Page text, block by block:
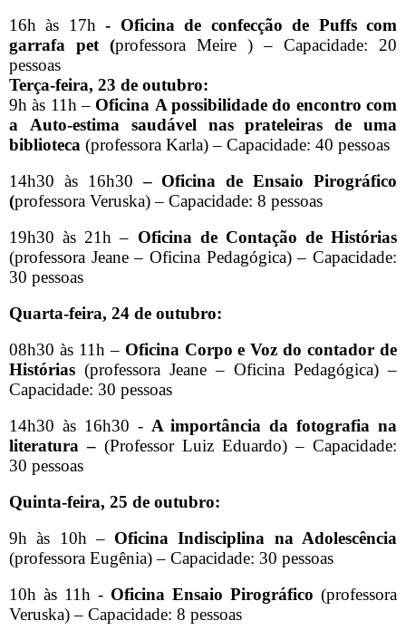
16h às 17h- Oficina de confecção de Puffs com
garrafa pet (professora Meire ) – Capacidade: 20
pessoas
Terça-feira, 23 de outubro:
9h às 11h – Oficina A possibilidade do encontro com
a
Auto-estima saudável nas prateleiras de uma
biblioteca (professora Karla) – Capacidade: 40 pessoas
14h30 às 16h30 – Oficina de Ensaio Pirográfico
(professora Veruska) – Capacidade: 8 pessoas
19h30 às 21h – Oficina de Contação de Histórias
(professora Jeane – Oficina Pedagógica) – Capacidade:
30 pessoas
Quarta-feira, 24 de outubro:
08h30 às 11h – Oficina Corpo e Voz do contador de
Histórias (professora Jeane – Oficina Pedagógica) –
Capacidade: 30 pessoas
14h30 às 16h30 - A importância da fotografia na
literatura – (Professor Luiz Eduardo) – Capacidade:
30 pessoas
Quinta-feira, 25 de outubro:
9h às 10h – Oficina Indisciplina na Adolescência
(professora Eugênia) – Capacidade: 30 pessoas
10h às 11h - Oficina Ensaio Pirográfico (professora
Veruska) – Capacidade: 8 pessoas